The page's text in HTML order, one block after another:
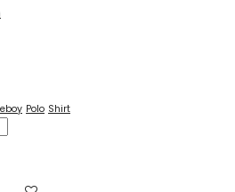
Polo Shirt